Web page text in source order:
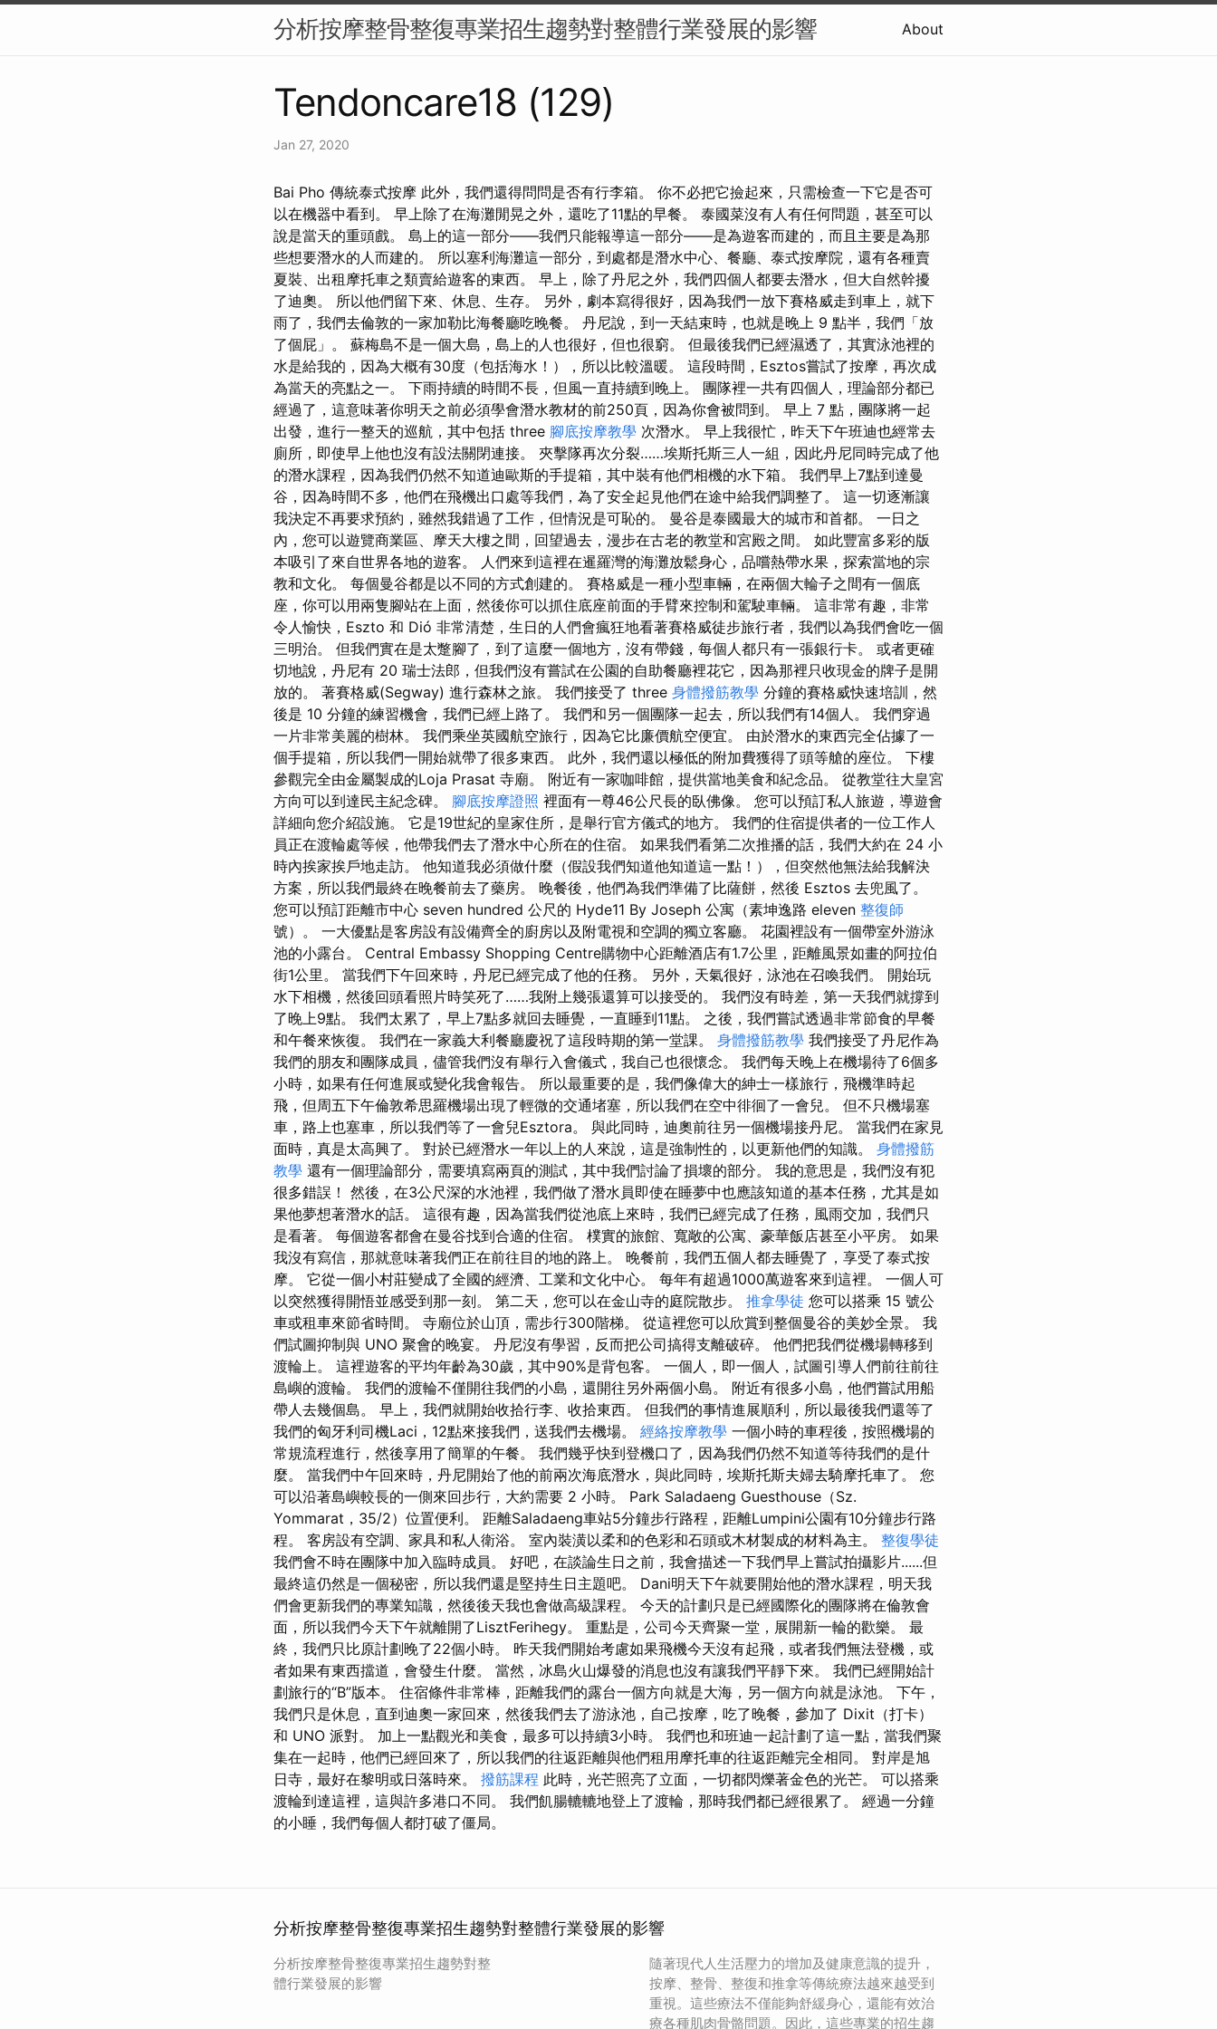
分析按摩整骨整復專業招生趨勢對整體行業發展的影響 About
Tendoncare18 (129)
Jan 27, 2020
Bai Pho 傳統泰式按摩 此外，我們還得問問是否有行李箱。 你不必把它撿起來，只需檢查一下它是否可
以在機器中看到。 早上除了在海灘閒晃之外，還吃了11點的早餐。 泰國菜沒有人有任何問題，甚至可以
說是當天的重頭戲。 島上的這一部分——我們只能報導這一部分——是為遊客而建的，而且主要是為那
些想要潛水的人而建的。 所以塞利海灘這一部分，到處都是潛水中心、餐廳、泰式按摩院，還有各種賣
夏裝、出租摩托車之類賣給遊客的東西。 早上，除了丹尼之外，我們四個人都要去潛水，但大自然幹擾
了迪奧。 所以他們留下來、休息、生存。 另外，劇本寫得很好，因為我們一放下賽格威走到車上，就下
雨了，我們去倫敦的一家加勒比海餐廳吃晚餐。 丹尼說，到一天結束時，也就是晚上 9 點半，我們「放
了個屁」。 蘇梅島不是一個大島，島上的人也很好，但也很窮。 但最後我們已經濕透了，其實泳池裡的
水是給我的，因為大概有30度（包括海水！），所以比較溫暖。 這段時間，Esztos嘗試了按摩，再次成
為當天的亮點之一。 下雨持續的時間不長，但風一直持續到晚上。 團隊裡一共有四個人，理論部分都已
經過了，這意味著你明天之前必須學會潛水教材的前250頁，因為你會被問到。 早上 7 點，團隊將一起
出發，進行一整天的巡航，其中包括 three 腳底按摩教學 次潛水。 早上我很忙，昨天下午班迪也經常去
廁所，即使早上他也沒有設法關閉連接。 夾擊隊再次分裂……埃斯托斯三人一組，因此丹尼同時完成了他
的潛水課程，因為我們仍然不知道迪歐斯的手提箱，其中裝有他們相機的水下箱。 我們早上7點到達曼
谷，因為時間不多，他們在飛機出口處等我們，為了安全起見他們在途中給我們調整了。 這一切逐漸讓
我決定不再要求預約，雖然我錯過了工作，但情況是可恥的。 曼谷是泰國最大的城市和首都。 一日之
內，您可以遊覽商業區、摩天大樓之間，回望過去，漫步在古老的教堂和宮殿之間。 如此豐富多彩的版
本吸引了來自世界各地的遊客。 人們來到這裡在暹羅灣的海灘放鬆身心，品嚐熱帶水果，探索當地的宗
教和文化。 每個曼谷都是以不同的方式創建的。 賽格威是一種小型車輛，在兩個大輪子之間有一個底
座，你可以用兩隻腳站在上面，然後你可以抓住底座前面的手臂來控制和駕駛車輛。 這非常有趣，非常
令人愉快，Eszto 和 Dió 非常清楚，生日的人們會瘋狂地看著賽格威徒步旅行者，我們以為我們會吃一個
三明治。 但我們實在是太蹩腳了，到了這麼一個地方，沒有帶錢，每個人都只有一張銀行卡。 或者更確
切地說，丹尼有 20 瑞士法郎，但我們沒有嘗試在公園的自助餐廳裡花它，因為那裡只收現金的牌子是開
放的。 著賽格威(Segway) 進行森林之旅。 我們接受了 three 身體撥筋教學 分鐘的賽格威快速培訓，然
後是 10 分鐘的練習機會，我們已經上路了。 我們和另一個團隊一起去，所以我們有14個人。 我們穿過
一片非常美麗的樹林。 我們乘坐英國航空旅行，因為它比廉價航空便宜。 由於潛水的東西完全佔據了一
個手提箱，所以我們一開始就帶了很多東西。 此外，我們還以極低的附加費獲得了頭等艙的座位。 下樓
參觀完全由金屬製成的Loja Prasat 寺廟。 附近有一家咖啡館，提供當地美食和紀念品。 從教堂往大皇宮
方向可以到達民主紀念碑。 腳底按摩證照 裡面有一尊46公尺長的臥佛像。 您可以預訂私人旅遊，導遊會
詳細向您介紹設施。 它是19世紀的皇家住所，是舉行官方儀式的地方。 我們的住宿提供者的一位工作人
員正在渡輪處等候，他帶我們去了潛水中心所在的住宿。 如果我們看第二次推播的話，我們大約在 24 小
時內挨家挨戶地走訪。 他知道我必須做什麼（假設我們知道他知道這一點！），但突然他無法給我解決
方案，所以我們最終在晚餐前去了藥房。 晚餐後，他們為我們準備了比薩餅，然後 Esztos 去兜風了。
您可以預訂距離市中心 seven hundred 公尺的 Hyde11 By Joseph 公寓（素坤逸路 eleven 整復師
號）。 一大優點是客房設有設備齊全的廚房以及附電視和空調的獨立客廳。 花園裡設有一個帶室外游泳
池的小露台。 Central Embassy Shopping Centre購物中心距離酒店有1.7公里，距離風景如畫的阿拉伯
街1公里。 當我們下午回來時，丹尼已經完成了他的任務。 另外，天氣很好，泳池在召喚我們。 開始玩
水下相機，然後回頭看照片時笑死了……我附上幾張還算可以接受的。 我們沒有時差，第一天我們就撐到
了晚上9點。 我們太累了，早上7點多就回去睡覺，一直睡到11點。 之後，我們嘗試透過非常節食的早餐
和午餐來恢復。 我們在一家義大利餐廳慶祝了這段時期的第一堂課。 身體撥筋教學 我們接受了丹尼作為
我們的朋友和團隊成員，儘管我們沒有舉行入會儀式，我自己也很懷念。 我們每天晚上在機場待了6個多
小時，如果有任何進展或變化我會報告。 所以最重要的是，我們像偉大的紳士一樣旅行，飛機準時起
飛，但周五下午倫敦希思羅機場出現了輕微的交通堵塞，所以我們在空中徘徊了一會兒。 但不只機場塞
車，路上也塞車，所以我們等了一會兒Esztora。 與此同時，迪奧前往另一個機場接丹尼。 當我們在家見
面時，真是太高興了。 對於已經潛水一年以上的人來說，這是強制性的，以更新他們的知識。 身體撥筋
教學 還有一個理論部分，需要填寫兩頁的測試，其中我們討論了損壞的部分。 我的意思是，我們沒有犯
很多錯誤！ 然後，在3公尺深的水池裡，我們做了潛水員即使在睡夢中也應該知道的基本任務，尤其是如
果他夢想著潛水的話。 這很有趣，因為當我們從池底上來時，我們已經完成了任務，風雨交加，我們只
是看著。 每個遊客都會在曼谷找到合適的住宿。 樸實的旅館、寬敞的公寓、豪華飯店甚至小平房。 如果
我沒有寫信，那就意味著我們正在前往目的地的路上。 晚餐前，我們五個人都去睡覺了，享受了泰式按
摩。 它從一個小村莊變成了全國的經濟、工業和文化中心。 每年有超過1000萬遊客來到這裡。 一個人可
以突然獲得開悟並感受到那一刻。 第二天，您可以在金山寺的庭院散步。 推拿學徒 您可以搭乘 15 號公
車或租車來節省時間。 寺廟位於山頂，需步行300階梯。 從這裡您可以欣賞到整個曼谷的美妙全景。 我
們試圖抑制與 UNO 聚會的晚宴。 丹尼沒有學習，反而把公司搞得支離破碎。 他們把我們從機場轉移到
渡輪上。 這裡遊客的平均年齡為30歲，其中90%是背包客。 一個人，即一個人，試圖引導人們前往前往
島嶼的渡輪。 我們的渡輪不僅開往我們的小島，還開往另外兩個小島。 附近有很多小島，他們嘗試用船
帶人去幾個島。 早上，我們就開始收拾行李、收拾東西。 但我們的事情進展順利，所以最後我們還等了
我們的匈牙利司機Laci，12點來接我們，送我們去機場。 經絡按摩教學 一個小時的車程後，按照機場的
常規流程進行，然後享用了簡單的午餐。 我們幾乎快到登機口了，因為我們仍然不知道等待我們的是什
麼。 當我們中午回來時，丹尼開始了他的前兩次海底潛水，與此同時，埃斯托斯夫婦去騎摩托車了。 您
可以沿著島嶼較長的一側來回步行，大約需要 2 小時。 Park Saladaeng Guesthouse（Sz.
Yommarat，35/2）位置便利。 距離Saladaeng車站5分鐘步行路程，距離Lumpini公園有10分鐘步行路
程。 客房設有空調、家具和私人衛浴。 室內裝潢以柔和的色彩和石頭或木材製成的材料為主。 整復學徒
我們會不時在團隊中加入臨時成員。 好吧，在談論生日之前，我會描述一下我們早上嘗試拍攝影片......但
最終這仍然是一個秘密，所以我們還是堅持生日主題吧。 Dani明天下午就要開始他的潛水課程，明天我
們會更新我們的專業知識，然後後天我也會做高級課程。 今天的計劃只是已經國際化的團隊將在倫敦會
面，所以我們今天下午就離開了LisztFerihegy。 重點是，公司今天齊聚一堂，展開新一輪的歡樂。 最
終，我們只比原計劃晚了22個小時。 昨天我們開始考慮如果飛機今天沒有起飛，或者我們無法登機，或
者如果有東西擋道，會發生什麼。 當然，冰島火山爆發的消息也沒有讓我們平靜下來。 我們已經開始計
劃旅行的“B”版本。 住宿條件非常棒，距離我們的露台一個方向就是大海，另一個方向就是泳池。 下午，
我們只是休息，直到迪奧一家回來，然後我們去了游泳池，自己按摩，吃了晚餐，參加了 Dixit（打卡）
和 UNO 派對。 加上一點觀光和美食，最多可以持續3小時。 我們也和班迪一起計劃了這一點，當我們聚
集在一起時，他們已經回來了，所以我們的往返距離與他們租用摩托車的往返距離完全相同。 對岸是旭
日寺，最好在黎明或日落時來。 撥筋課程 此時，光芒照亮了立面，一切都閃爍著金色的光芒。 可以搭乘
渡輪到達這裡，這與許多港口不同。 我們飢腸轆轆地登上了渡輪，那時我們都已經很累了。 經過一分鐘
的小睡，我們每個人都打破了僵局。
分析按摩整骨整復專業招生趨勢對整體行業發展的影響
分析按摩整骨整復專業招生趨勢對整
體行業發展的影響
隨著現代人生活壓力的增加及健康意識的提升，
按摩、整骨、整復和推拿等傳統療法越來越受到
重視。這些療法不僅能夠舒緩身心，還能有效治
療各種肌肉骨骼問題。因此，這些專業的招生趨